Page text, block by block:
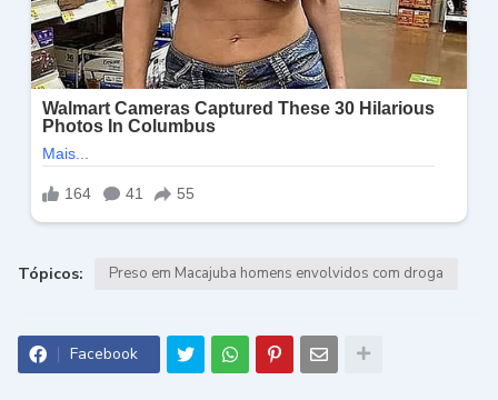
Tópicos: Preso em Macajuba homens envolvidos com droga
Facebook